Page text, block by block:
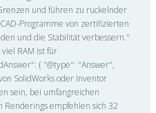
und führen zu ruckelnder
Programme von zertifizierten
und die Stabilität verbessern."
RAM ist für
{ "@type": "Answer",
SolidWorks oder Inventor
sein, bei umfangreichen
Renderings empfehlen sich 32